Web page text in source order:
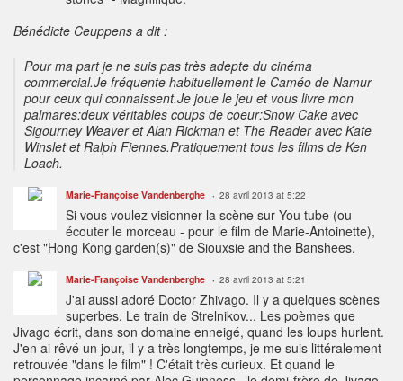
Bénédicte Ceuppens a dit :
Pour ma part je ne suis pas très adepte du cinéma
commercial.Je fréquente habituellement le Caméo de Namur
pour ceux qui connaissent.Je joue le jeu et vous livre mon
palmares:deux véritables coups de coeur:Snow Cake avec
Sigourney Weaver et Alan Rickman et The Reader avec Kate
Winslet et Ralph Fiennes.Pratiquement tous les films de Ken
Loach.
Marie-Françoise Vandenberghe 28 avril 2013 at 5:22
Si vous voulez visionner la scène sur You tube (ou
écouter le morceau - pour le film de Marie-Antoinette),
c'est "Hong Kong garden(s)" de Siouxsie and the Banshees.
Marie-Françoise Vandenberghe 28 avril 2013 at 5:21
J'ai aussi adoré Doctor Zhivago. Il y a quelques scènes
superbes. Le train de Strelnikov... Les poèmes que
Jivago écrit, dans son domaine enneigé, quand les loups hurlent.
J'en ai rêvé un jour, il y a très longtemps, je me suis littéralement
retrouvée "dans le film" ! C'était très curieux. Et quand le